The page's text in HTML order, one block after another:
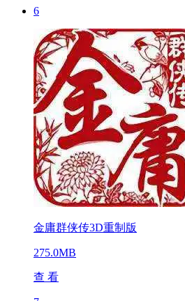
6
金庸群侠传3D重制版
275.0MB
查 看